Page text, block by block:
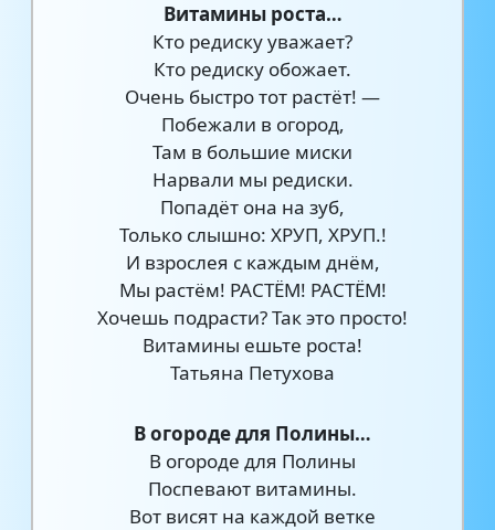
Витамины роста…
Кто редиску уважает?
Кто редиску обожает.
Очень быстро тот растёт! —
Побежали в огород,
Там в большие миски
Нарвали мы редиски.
Попадёт она на зуб,
Только слышно: ХРУП, ХРУП.!
И взрослея с каждым днём,
Мы растём! РАСТЁМ! РАСТЁМ!
Хочешь подрасти? Так это просто!
Витамины ешьте роста!
Татьяна Петухова
В огороде для Полины…
В огороде для Полины
Поспевают витамины.
Вот висят на каждой ветке